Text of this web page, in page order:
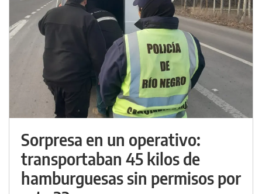
Sorpresa en un operativo:
transportaban 45 kilos de
hamburguesas sin permisos por